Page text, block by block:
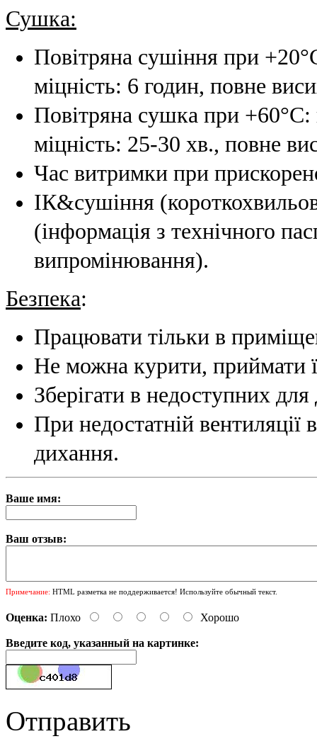
Сушка:
Повітряна сушіння при
міцність: 6 годин, повне
Повітряна сушка при
міцність: 25-30 хв., повне
Час витримки при
ІК&сушіння
(інформація з технічного
випромінювання).
Безпека:
Працювати тільки в
Не можна курити, приймати
Зберігати в недоступних для
При недостатній вентиляції
дихання.
Ваше имя:
Ваш отзыв:
Примечание: HTML разметка не поддерживается! Используйте обычный текст.
Оценка: Плохо Хорошо
Введите код, указанный на картинке:
Отправить